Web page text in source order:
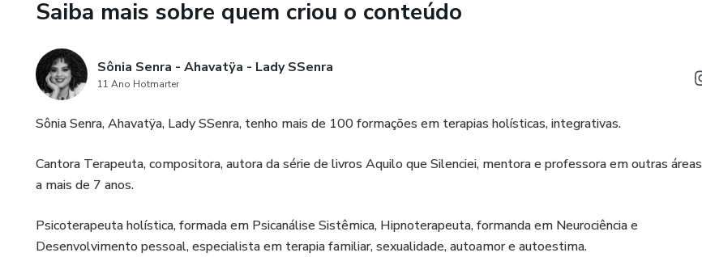
Bônus:
Saiba mais sobre quem criou o conteúdo
Sônia Senra - Ahavatÿa - Lady SSenra
11 Ano Hotmarter
Sônia Senra, Ahavatÿa, Lady SSenra, tenho mais de 100 formações em terapias holísticas, integrativas.
Cantora Terapeuta, compositora, autora da série de livros Aquilo que Silenciei, mentora e professora em outras áreas
a mais de 7 anos.
Psicoterapeuta holística, formada em Psicanálise Sistêmica, Hipnoterapeuta, formanda em Neurociência e
Desenvolvimento pessoal, especialista em terapia familiar, sexualidade, autoamor e autoestima.